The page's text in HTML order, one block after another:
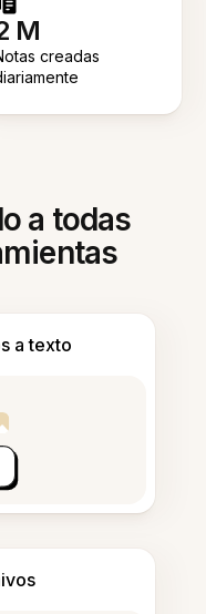
M
creadas
a todas
a texto